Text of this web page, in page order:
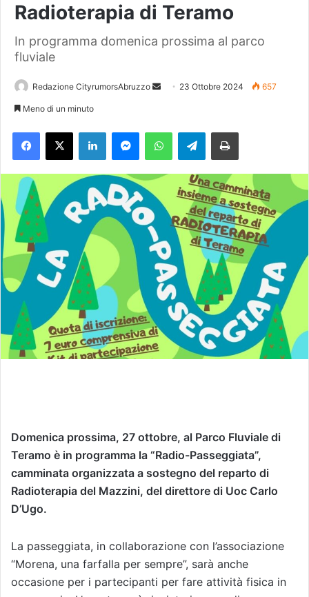
Radioterapia di Teramo
In programma domenica prossima al parco
fluviale
Redazione CityrumorsAbruzzo
a
'
a
i
l
23 Ottobre 2024 657
Meno di un minuto
Telegram
Domenica prossima, 27 ottobre, al Parco Fluviale di
Teramo è in programma la “Radio-Passeggiata”,
camminata organizzata a sostegno del reparto di
Radioterapia del Mazzini, del direttore di Uoc Carlo
D’Ugo.
La passeggiata, in collaborazione con l’associazione
“Morena, una farfalla per sempre”, sarà anche
occasione per i partecipanti per fare attività fisica in